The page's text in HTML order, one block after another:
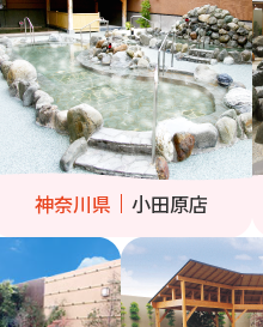
神奈川県 小田原店